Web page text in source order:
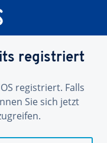
registriert
registriert. Falls
Sie sich jetzt